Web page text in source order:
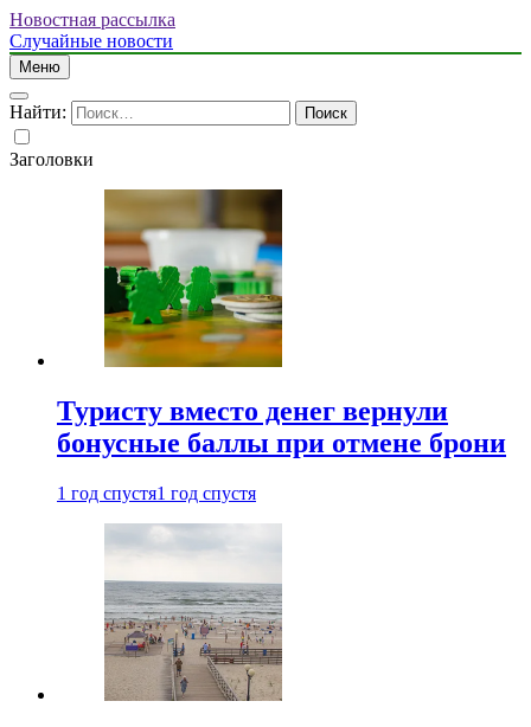
Новостная рассылка
Случайные новости
Меню
Найти:
Заголовки
Туристу вместо денег вернули
бонусные баллы при отмене брони
1 год спустя1 год спустя